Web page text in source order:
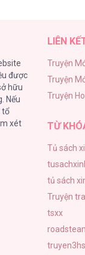
được
hữu
Nếu
tổ
xét
LIÊN
Truyện
Truyện
Truyện
TỪ
Tủ sách
tủ sách
Truyện
tsxx